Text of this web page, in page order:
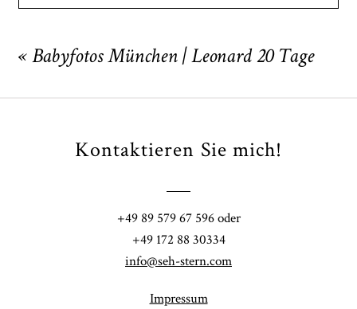
are marked *
« Babyfotos München | Leonard 20 Tage
Kontaktieren Sie mich!
+49 89 579 67 596 oder
+49 172 88 30334
info@seh-stern.com
Impressum